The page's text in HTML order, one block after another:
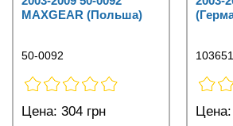
MAXGEAR (Польша)
50-0092
Цена: 304 грн
103651
Цена: